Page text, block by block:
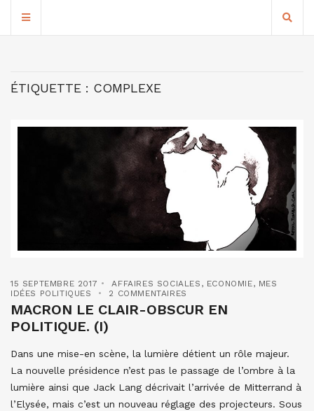
ÉTIQUETTE : COMPLEXE
15 SEPTEMBRE 2017 AFFAIRES SOCIALES , ECONOMIE, MES
IDÉES POLITIQUES
2 COMMENTAIRES
MACRON LE CLAIR-OBSCUR EN
POLITIQUE. (I)
Dans une mise-en scène, la lumière détient un rôle majeur.
La nouvelle présidence n’est pas le passage de l’ombre à la
lumière ainsi que Jack Lang décrivait l’arrivée de Mitterrand à
l’Elysée, mais c’est un nouveau réglage des projecteurs. Sous